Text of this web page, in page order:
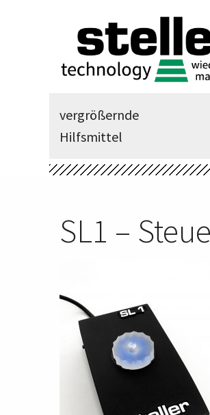
vergrößernde
Hilfsmittel
SL1 –